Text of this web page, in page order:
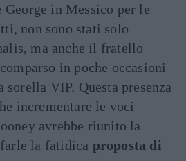
George in Messico per le
non sono stati solo
ma anche il fratello
in poche occasioni
sorella VIP. Questa presenza
incrementare le voci
avrebbe riunito la
la fatidica proposta di